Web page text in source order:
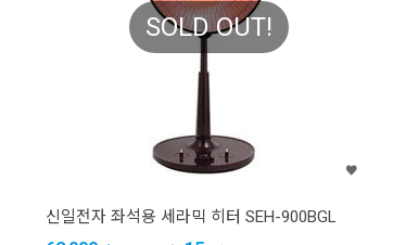
SOLD OUT!
신일전자 좌석용 세라믹 히터 SEH-900BGL